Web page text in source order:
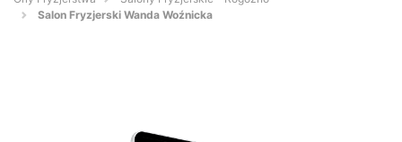
Salon Fryzjerski Wanda Woźnicka